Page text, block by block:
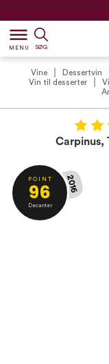
dehaze
MENU SØG
Vine Dessertvin
Vin til desserter
Carpinus,
P O I N T
96
Decanter
2016